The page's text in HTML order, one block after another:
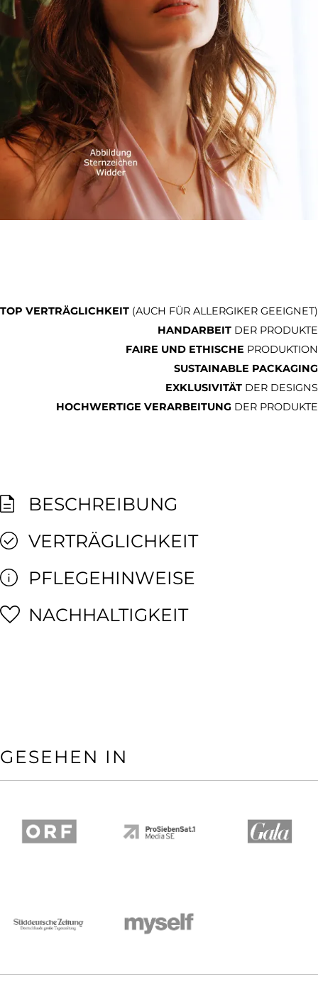
TOP VERTRÄGLICHKEIT (AUCH FÜR ALLERGIKER GEEIGNET)
HANDARBEIT DER PRODUKTE
FAIRE UND ETHISCHE PRODUKTION
SUSTAINABLE PACKAGING
EXKLUSIVITÄT DER DESIGNS
HOCHWERTIGE VERARBEITUNG DER PRODUKTE
BESCHREIBUNG
VERTRÄGLICHKEIT
PFLEGEHINWEISE
NACHHALTIGKEIT
GESEHEN IN